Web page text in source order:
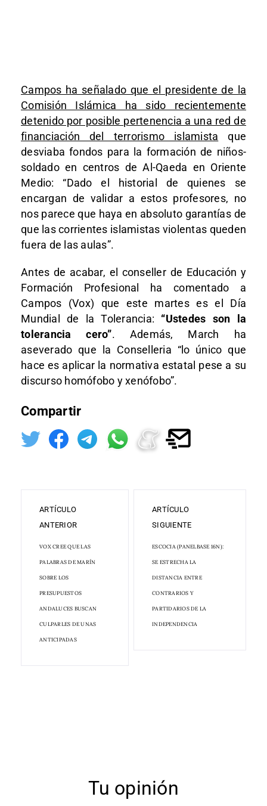
Campos ha señalado que el presidente de la
Comisión Islámica ha sido recientemente
detenido por posible pertenencia a una red de
financiación del terrorismo islamista que
desviaba fondos para la formación de niños-
soldado en centros de Al-Qaeda en Oriente
Medio: “Dado el historial de quienes se
encargan de validar a estos profesores, no
nos parece que haya en absoluto garantías de
que las corrientes islamistas violentas queden
fuera de las aulas”.
Antes de acabar, el conseller de Educación y
Formación Profesional ha comentado a
Campos (Vox) que este martes es el Día
Mundial de la Tolerancia: “Ustedes son la
tolerancia cero”. Además, March ha
aseverado que la Conselleria “lo único que
hace es aplicar la normativa estatal pese a su
discurso homófobo y xenófobo”.
Compartir
ARTÍCULO
ANTERIOR
VOX CREE QUE LAS
PALABRAS DE MARÍN
SOBRE LOS
PRESUPUESTOS
ANDALUCES BUSCAN
CULPARLES DE UNAS
ANTICIPADAS
ARTÍCULO
SIGUIENTE
ESCOCIA (PANELBASE 16N):
SE ESTRECHA LA
DISTANCIA ENTRE
CONTRARIOS Y
PARTIDARIOS DE LA
INDEPENDENCIA
Tu opinión